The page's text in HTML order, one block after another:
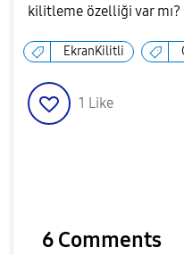
kilitleme özelliği var
EkranKilitli
1 Like
6 Comments